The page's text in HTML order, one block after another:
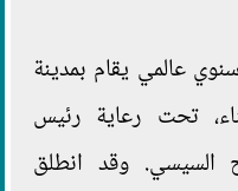
عالمي يقام بمدينة
تحت رعاية رئيس
السيسي. وقد انطلق